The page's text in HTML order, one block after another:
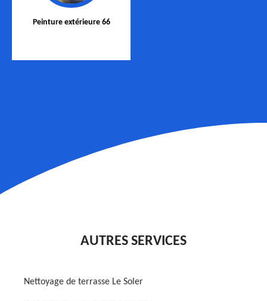
Peinture extérieure 66
AUTRES SERVICES
Nettoyage de terrasse Le Soler